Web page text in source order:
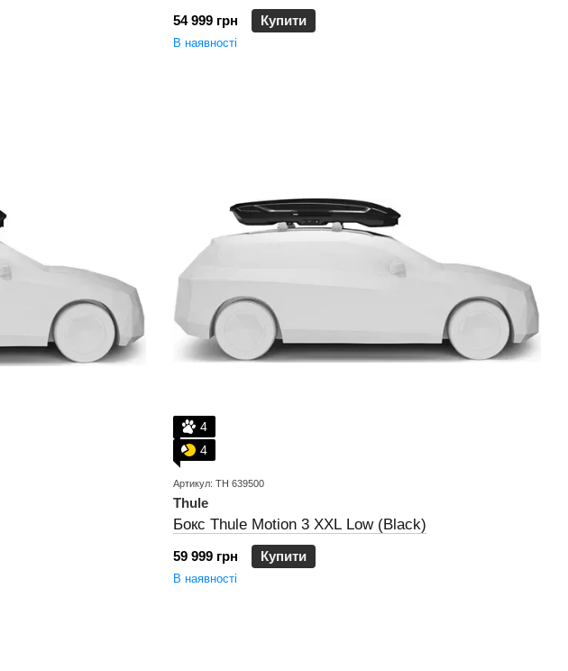
54 999 грн Купити
В наявності
4
4
Артикул: TH 639500
Thule
Бокс Thule Motion 3 XXL Low (Black)
59 999 грн Купити
В наявності